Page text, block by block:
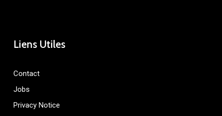
Liens Utiles
Contact
Jobs
Privacy Notice